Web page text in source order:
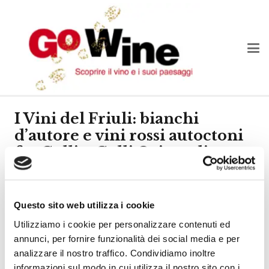
Questo sito web utilizza i cookie
Utilizziamo i cookie per personalizzare contenuti ed
annunci, per fornire funzionalità dei social media e per
analizzare il nostro traffico. Condividiamo inoltre
I Vini del Friuli: bianchi
d’autore e vini rossi autoctoni
fra Collio, Colli Orientali e
Isonzo
Il Club Go Wine di Prato riprende l’attività in città e
friulani.
La data è quella di mercoledì 18 ottobre presso il